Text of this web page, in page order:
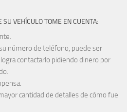
VEHÍCULO TOME EN CUENTA:
número de teléfono, puede ser
contactarlo pidiendo dinero por
cantidad de detalles de cómo fue